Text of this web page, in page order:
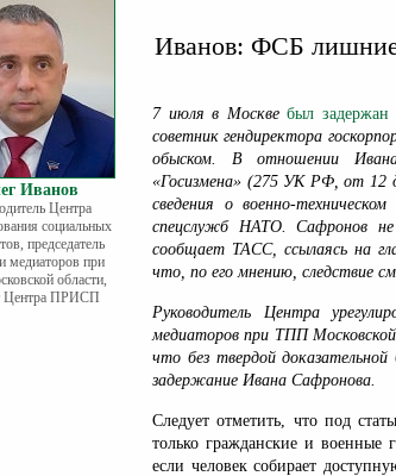
Иванов
Центра
социальных
председатель
медиаторов при
области,
Центра ПРИСП
Иванов: ФСБ
7 июля в Москвебыл задержан
советник гендиректора
обыском. В отношении
«Госизмена» (275 УК РФ, от 12
сведения о военно-
спецслужб НАТО. Сафронов не
сообщает ТАСС, ссылаясь на
что, по его мнению, следствие
Руководитель Центра
медиаторов при ТПП
что без твердой
задержание Ивана Сафронова.
Следует отметить, что под
только гражданские и
если человек собирает